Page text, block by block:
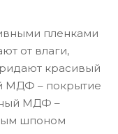
пленками
от влаги,
красивый
МДФ – покрытие
МДФ –
шпоном